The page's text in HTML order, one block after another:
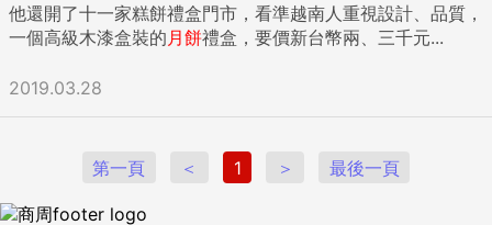
他還開了十一家糕餅禮盒門市，看準越南人重視設計、品質，
一個高級木漆盒裝的 月餅禮盒，要價新台幣兩、三千元...
2019.03.28
第一頁 ＜ 1 ＞ 最後一頁